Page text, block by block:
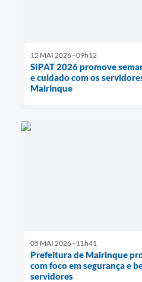
12 MAI 2026 - 09h12
SIPAT 2026 promove
e cuidado com os
Mairinque
05 MAI 2026 - 11h41
Prefeitura de Mairinque
com foco em segurança e
servidores